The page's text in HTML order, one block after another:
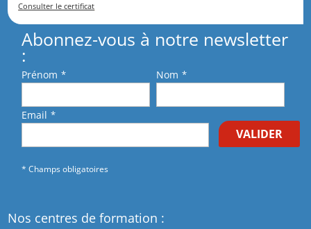
Consulter le certificat
Abonnez-vous à notre newsletter
:
Prénom * Nom *
Email *
VALIDER
* Champs obligatoires
Nos centres de formation :